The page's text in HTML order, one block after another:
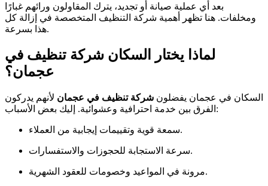
بعد أي عملية صيانة أو تجديد، يترك المقاولون ورائهم غبارًا
ومخلفات. هنا تظهر أهمية شركة التنظيف المتخصصة في إزالة كل
هذا بسرعة.
لماذا يختار السكان شركة تنظيف في
عجمان؟
السكان في عجمان يفضلون شركة تنظيف في عجمان لأنهم يدركون
الفرق بين خدمة احترافية وعشوائية. إليك بعض الأسباب:
سمعة قوية وتقييمات إيجابية من العملاء.
سرعة الاستجابة للحجوزات والاستفسارات.
مرونة في المواعيد وخصومات للعقود الشهرية.